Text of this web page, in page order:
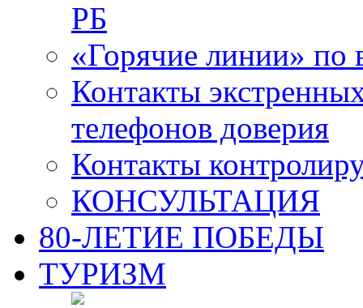
РБ
«Горячие линии» по
Контакты
телефонов доверия
Контакты
КОНСУЛЬТАЦИЯ
80-ЛЕТИЕ ПОБЕДЫ
ТУРИЗМ